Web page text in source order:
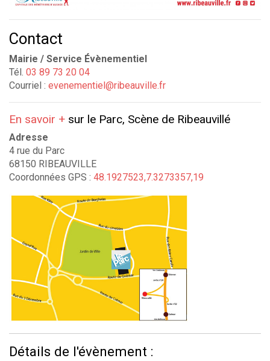
Contact
Mairie / Service Évènementiel
Tél. 03 89 73 20 04
Courriel : evenementiel@ribeauville.fr
En savoir + sur le Parc, Scène de Ribeauvillé
Adresse
4 rue du Parc
68150 RIBEAUVILLE
Coordonnées GPS : 48.1927523,7.3273357,19
Détails de l'évènement :